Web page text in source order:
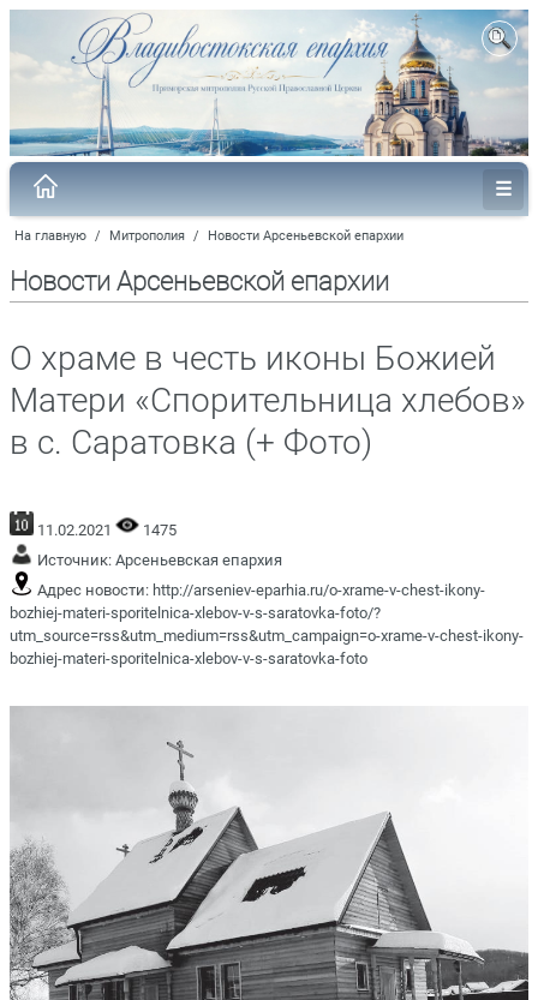
На главную / Митрополия / Новости Арсеньевской епархии
Новости Арсеньевской епархии
О храме в честь иконы Божией
Матери «Спорительница хлебов»
в с. Саратовка (+ Фото)
11.02.2021
1475
Источник: Арсеньевская епархия
Адрес новости: http://arseniev-eparhia.ru/o-xrame-v-chest-ikony-
bozhiej-materi-sporitelnica-xlebov-v-s-saratovka-foto/?
utm_source=rss&utm_medium=rss&utm_campaign=o-xrame-v-chest-ikony-
bozhiej-materi-sporitelnica-xlebov-v-s-saratovka-foto